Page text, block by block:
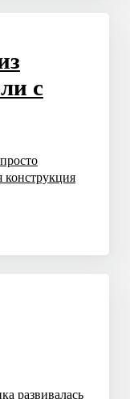
с
конструкция
развивалась